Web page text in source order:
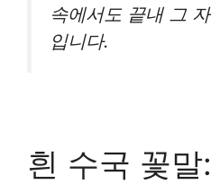
속에서도 끝내 그
입니다.
흰 수국 꽃